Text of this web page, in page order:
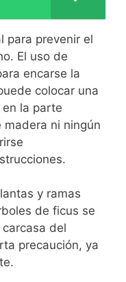
para prevenir el
El uso de
encarse la
colocar una
la parte
madera ni ningún
y ramas
de ficus se
del
precaución, ya